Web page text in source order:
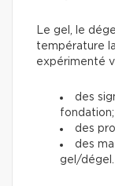
Le gel, le
température
expérimenté
des
fondation;
des
des
gel/dégel.